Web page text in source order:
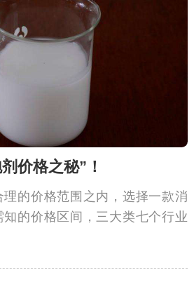
价格之秘”！
的价格范围之内，选择一款消
的价格区间，三大类七个行业